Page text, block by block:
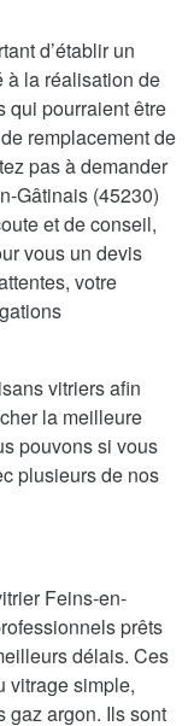
d’établir un
à la réalisation de
qui pourraient être
remplacement de
pas à demander
Gâtinais (45230)
et de conseil,
vous un devis
votre
vitriers afin
la meilleure
pouvons si vous
plusieurs de nos
Feins-en-
prêts
délais. Ces
vitrage simple,
gaz argon. Ils sont